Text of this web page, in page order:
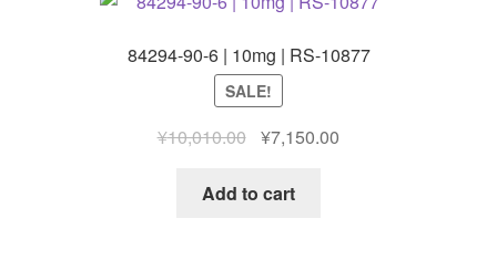
84294-90-6 | 10mg | RS-10877
SALE!
¥10,010.00 Original
was:
¥7,150.00
Add to cart